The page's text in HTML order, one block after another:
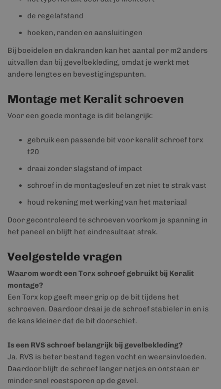
de regelafstand
hoeken, randen en aansluitingen
Bij boeidelen en dakranden kan het aantal per m2 anders
uitvallen dan bij gevelbekleding, omdat je werkt met
andere lengtes en bevestigingspunten.
Montage met Keralit schroeven
Voor een goede montage is dit belangrijk:
gebruik een passende bit voor keralit schroef torx
t20
draai zonder slagstand of impact
schroef in de montagesleuf en zet niet te strak vast
houd rekening met werking van het materiaal
Door gecontroleerd te schroeven voorkom je spanning in
het paneel en blijft het eindresultaat strak.
Veelgestelde vragen
Waarom wordt een Torx schroef gebruikt bij Keralit
montage?
Een Torx kop geeft meer grip op de bit tijdens het
schroeven. Daardoor draai je de schroef stabieler in en is
de kans kleiner dat de bit doorschiet.
Is een RVS schroef belangrijk bij gevelbekleding?
Ja. RVS is beter bestand tegen vocht en weersinvloeden.
Daardoor blijft de schroef langer netjes en ontstaan er
minder snel roestsporen op de gevel.